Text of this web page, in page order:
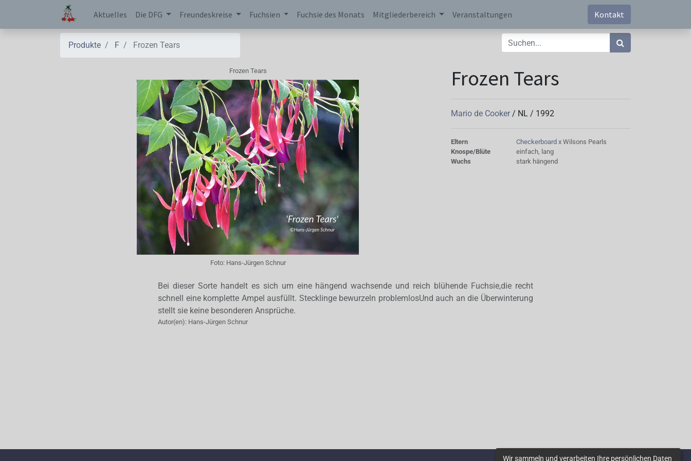
Aktuelles Die DFG Freundeskreise Fuchsien Fuchsie des Monats Mitgliederbereich Veranstaltungen Kontakt
Produkte F Frozen Tears
Frozen Tears
Foto: Hans-Jürgen Schnur
Frozen Tears
Mario de Cooker / NL / 1992
Eltern Checkerboard x Wilsons Pearls
Knospe/Blüte
einfach, lang
Wuchs
stark hängend
Bei dieser Sorte handelt es sich um eine hängend wachsende und reich blühende Fuchsie,die recht
schnell eine komplette Ampel ausfüllt. Stecklinge bewurzeln problemlosUnd auch an die Überwinterung
stellt sie keine besonderen Ansprüche.
Autor(en): Hans-Jürgen Schnur
Wir sammeln und verarbeiten Ihre persönlichen Daten